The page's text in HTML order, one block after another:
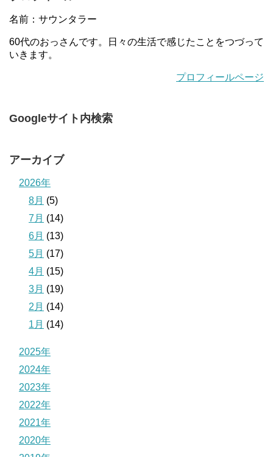
名前：サウンタラー
60代のおっさんです。日々の生活で感じたことをつづって
いきます。
プロフィールページ
Googleサイト内検索
アーカイブ
2026年
8月 (5)
7月 (14)
6月 (13)
5月 (17)
4月 (15)
3月 (19)
2月 (14)
1月 (14)
2025年
2024年
2023年
2022年
2021年
2020年